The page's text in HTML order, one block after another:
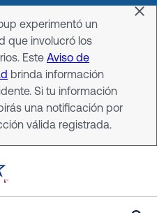
experimentó un
que involucró los
Este Aviso de
brinda información
Si tu información
una notificación por
válida registrada.